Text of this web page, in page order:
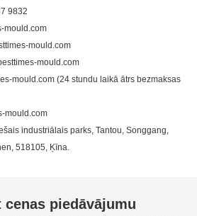
9832
mould.com
mould.com
mould.com
mould.com (24 stundu laikā ātrs bezmaksas
mould.com
industriālais parks, Tantou, Songgang,
518105, Ķīna.
cenas piedāvājumu